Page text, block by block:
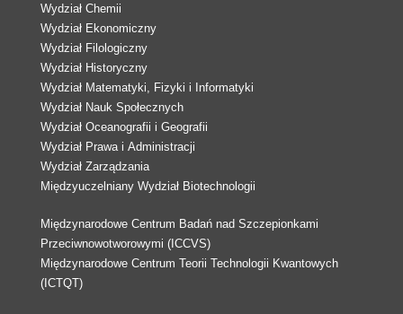
Wydział Chemii
Wydział Ekonomiczny
Wydział Filologiczny
Wydział Historyczny
Wydział Matematyki, Fizyki i Informatyki
Wydział Nauk Społecznych
Wydział Oceanografii i Geografii
Wydział Prawa i Administracji
Wydział Zarządzania
Międzyuczelniany Wydział Biotechnologii
Międzynarodowe Centrum Badań nad Szczepionkami
Przeciwnowotworowymi (ICCVS)
Międzynarodowe Centrum Teorii Technologii Kwantowych
(ICTQT)